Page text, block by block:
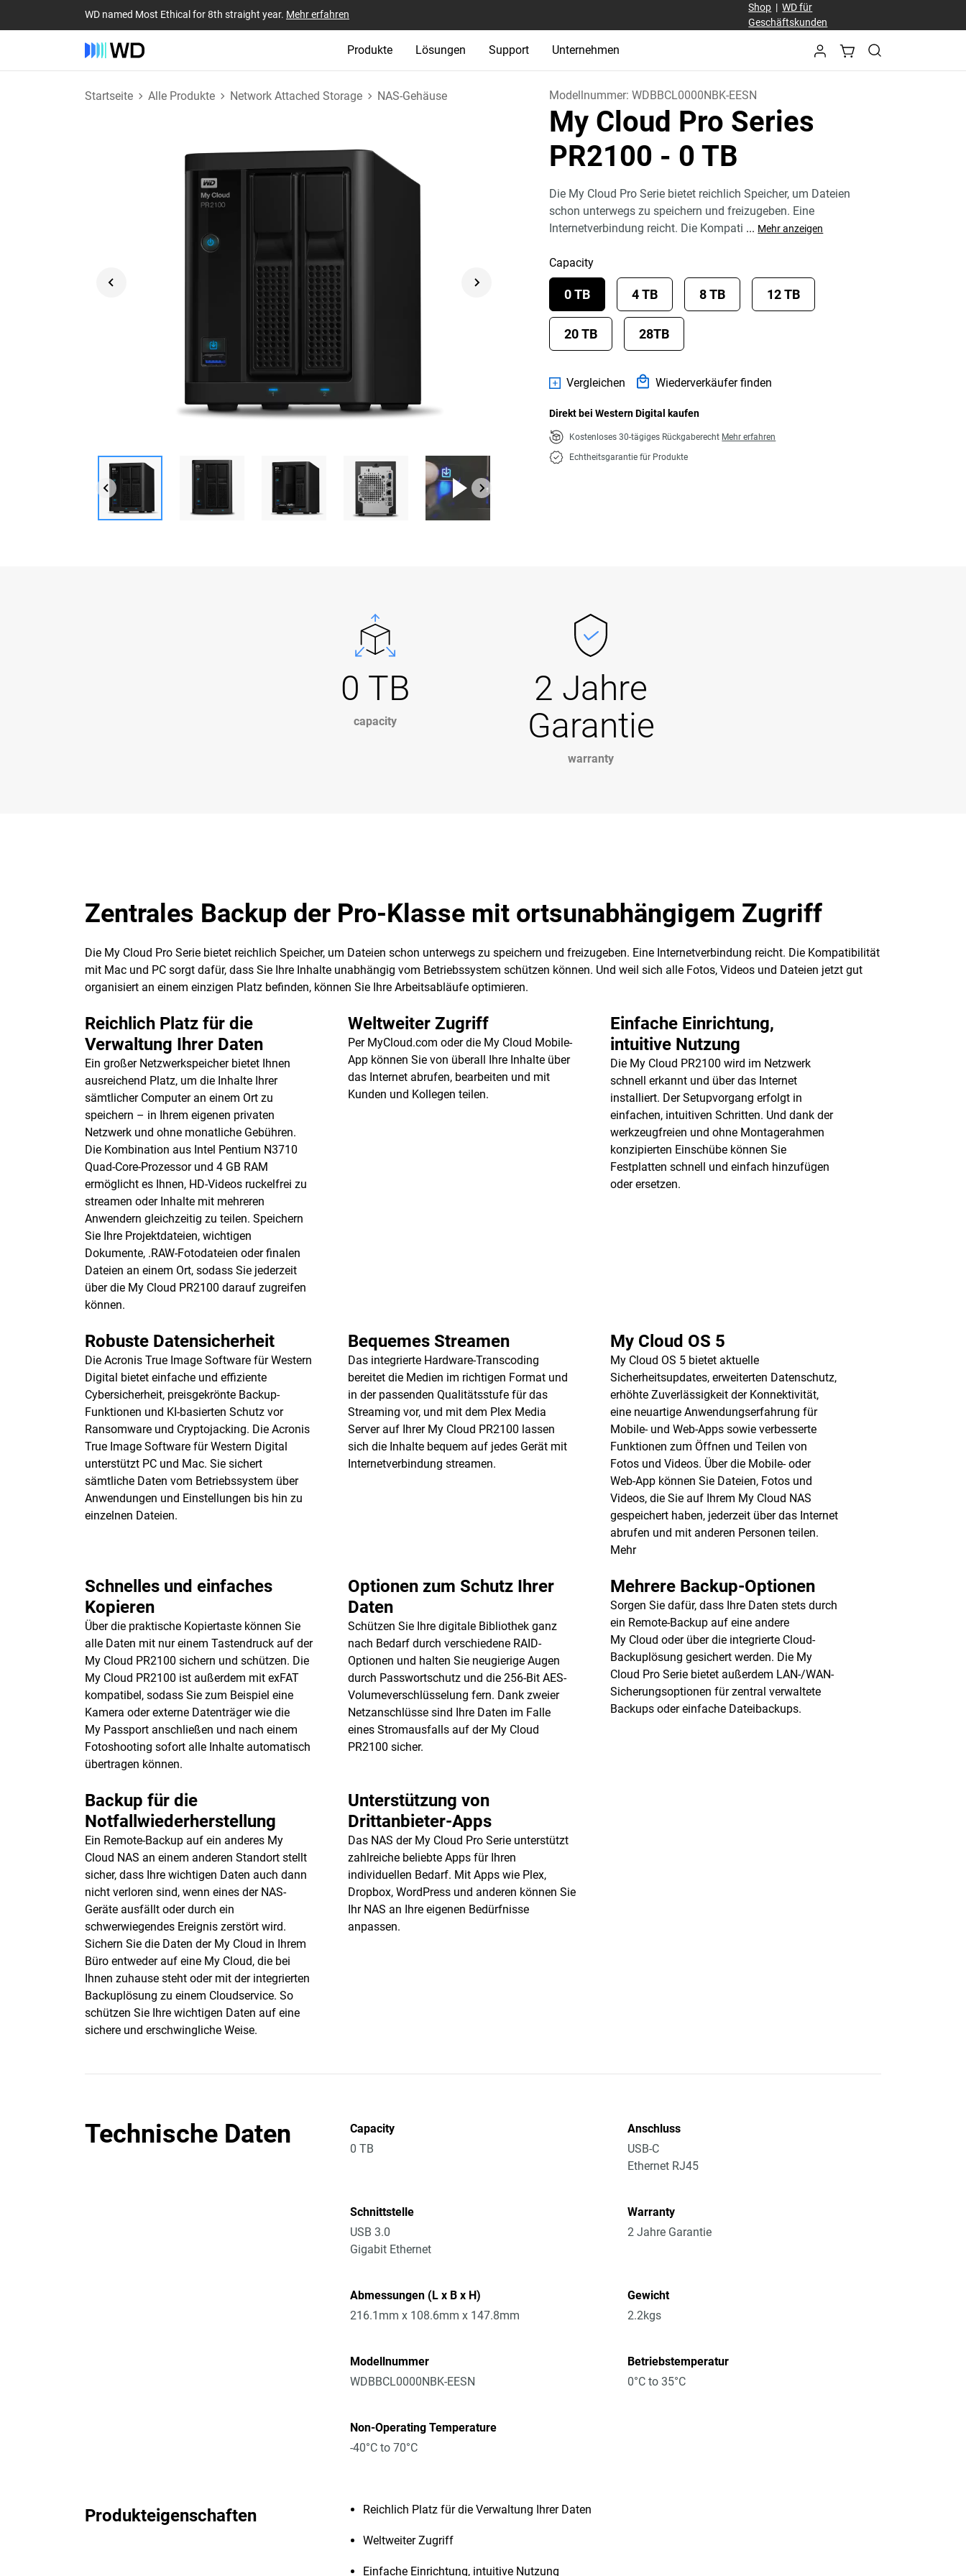
WD named Most Ethical for 8th straight year. Mehr erfahren
Shop |WD für
Geschäftskunden
Produkte Lösungen Support Unternehmen
Startseite Alle Produkte Network Attached Storage NAS-Gehäuse Modellnummer:WDBBCL0000NBK-EESN
My Cloud Pro Series
PR2100 - 0 TB
Die My Cloud Pro Serie bietet reichlich Speicher, um Dateien
schon unterwegs zu speichern und freizugeben. Eine
Internetverbindung reicht. Die Kompati ... Mehr anzeigen
Capacity
0 TB 4 TB 8 TB 12 TB
20 TB 28TB
Vergleichen Wiederverkäufer finden
Direkt bei Western Digital kaufen
Kostenloses 30-tägiges Rückgaberecht Mehr erfahren
Echtheitsgarantie für Produkte
0 TB
capacity
2 Jahre
Garantie
warranty
Zentrales Backup der Pro-Klasse mit ortsunabhängigem Zugriff
Die My Cloud Pro Serie bietet reichlich Speicher, um Dateien schon unterwegs zu speichern und freizugeben. Eine Internetverbindung reicht. Die Kompatibilität
mit Mac und PC sorgt dafür, dass Sie Ihre Inhalte unabhängig vom Betriebssystem schützen können. Und weil sich alle Fotos, Videos und Dateien jetzt gut
organisiert an einem einzigen Platz befinden, können Sie Ihre Arbeitsabläufe optimieren.
Reichlich Platz für die
Verwaltung Ihrer Daten
Ein großer Netzwerkspeicher bietet Ihnen
ausreichend Platz, um die Inhalte Ihrer
sämtlicher Computer an einem Ort zu
speichern – in Ihrem eigenen privaten
Netzwerk und ohne monatliche Gebühren.
Die Kombination aus Intel Pentium N3710
Quad-Core-Prozessor und 4 GB RAM
ermöglicht es Ihnen, HD-Videos ruckelfrei zu
streamen oder Inhalte mit mehreren
Anwendern gleichzeitig zu teilen. Speichern
Sie Ihre Projektdateien, wichtigen
Dokumente, .RAW-Fotodateien oder finalen
Dateien an einem Ort, sodass Sie jederzeit
über die My Cloud PR2100 darauf zugreifen
können.
Weltweiter Zugriff
Per MyCloud.com oder die My Cloud Mobile-
App können Sie von überall Ihre Inhalte über
das Internet abrufen, bearbeiten und mit
Kunden und Kollegen teilen.
Einfache Einrichtung,
intuitive Nutzung
Die My Cloud PR2100 wird im Netzwerk
schnell erkannt und über das Internet
installiert. Der Setupvorgang erfolgt in
einfachen, intuitiven Schritten. Und dank der
werkzeugfreien und ohne Montagerahmen
konzipierten Einschübe können Sie
Festplatten schnell und einfach hinzufügen
oder ersetzen.
Robuste Datensicherheit
Die Acronis True Image Software für Western
Digital bietet einfache und effiziente
Cybersicherheit, preisgekrönte Backup-
Funktionen und KI-basierten Schutz vor
Ransomware und Cryptojacking. Die Acronis
True Image Software für Western Digital
unterstützt PC und Mac. Sie sichert
sämtliche Daten vom Betriebssystem über
Anwendungen und Einstellungen bis hin zu
einzelnen Dateien.
Bequemes Streamen
Das integrierte Hardware-Transcoding
bereitet die Medien im richtigen Format und
in der passenden Qualitätsstufe für das
Streaming vor, und mit dem Plex Media
Server auf Ihrer My Cloud PR2100 lassen
sich die Inhalte bequem auf jedes Gerät mit
Internetverbindung streamen.
My Cloud OS 5
My Cloud OS 5 bietet aktuelle
Sicherheitsupdates, erweiterten Datenschutz,
erhöhte Zuverlässigkeit der Konnektivität,
eine neuartige Anwendungserfahrung für
Mobile- und Web-Apps sowie verbesserte
Funktionen zum Öffnen und Teilen von
Fotos und Videos. Über die Mobile- oder
Web-App können Sie Dateien, Fotos und
Videos, die Sie auf Ihrem My Cloud NAS
gespeichert haben, jederzeit über das Internet
abrufen und mit anderen Personen teilen.
Mehr
Schnelles und einfaches
Kopieren
Über die praktische Kopiertaste können Sie
alle Daten mit nur einem Tastendruck auf der
My Cloud PR2100 sichern und schützen. Die
My Cloud PR2100 ist außerdem mit exFAT
kompatibel, sodass Sie zum Beispiel eine
Kamera oder externe Datenträger wie die
My Passport anschließen und nach einem
Fotoshooting sofort alle Inhalte automatisch
übertragen können.
Optionen zum Schutz Ihrer
Daten
Schützen Sie Ihre digitale Bibliothek ganz
nach Bedarf durch verschiedene RAID-
Optionen und halten Sie neugierige Augen
durch Passwortschutz und die 256-Bit AES-
Volumeverschlüsselung fern. Dank zweier
Netzanschlüsse sind Ihre Daten im Falle
eines Stromausfalls auf der My Cloud
PR2100 sicher.
Mehrere Backup-Optionen
Sorgen Sie dafür, dass Ihre Daten stets durch
ein Remote-Backup auf eine andere
My Cloud oder über die integrierte Cloud-
Backuplösung gesichert werden. Die My
Cloud Pro Serie bietet außerdem LAN-/WAN-
Sicherungsoptionen für zentral verwaltete
Backups oder einfache Dateibackups.
Backup für die
Notfallwiederherstellung
Ein Remote-Backup auf ein anderes My
Cloud NAS an einem anderen Standort stellt
sicher, dass Ihre wichtigen Daten auch dann
nicht verloren sind, wenn eines der NAS-
Geräte ausfällt oder durch ein
schwerwiegendes Ereignis zerstört wird.
Sichern Sie die Daten der My Cloud in Ihrem
Büro entweder auf eine My Cloud, die bei
Ihnen zuhause steht oder mit der integrierten
Backuplösung zu einem Cloudservice. So
schützen Sie Ihre wichtigen Daten auf eine
sichere und erschwingliche Weise.
Unterstützung von
Drittanbieter-Apps
Das NAS der My Cloud Pro Serie unterstützt
zahlreiche beliebte Apps für Ihren
individuellen Bedarf. Mit Apps wie Plex,
Dropbox, WordPress und anderen können Sie
Ihr NAS an Ihre eigenen Bedürfnisse
anpassen.
Technische Daten
Capacity
0 TB
Anschluss
USB-C
Ethernet RJ45
Schnittstelle
USB 3.0
Gigabit Ethernet
Warranty
2 Jahre Garantie
Abmessungen (L x B x H)
216.1mm x 108.6mm x 147.8mm
Gewicht
2.2kgs
Modellnummer
WDBBCL0000NBK-EESN
Betriebstemperatur
0°C to 35°C
Non-Operating Temperature
-40°C to 70°C
Produkteigenschaften Reichlich Platz für die Verwaltung Ihrer Daten
Weltweiter Zugriff
Einfache Einrichtung, intuitive Nutzung